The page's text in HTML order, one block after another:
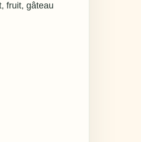
fruit, gâteau